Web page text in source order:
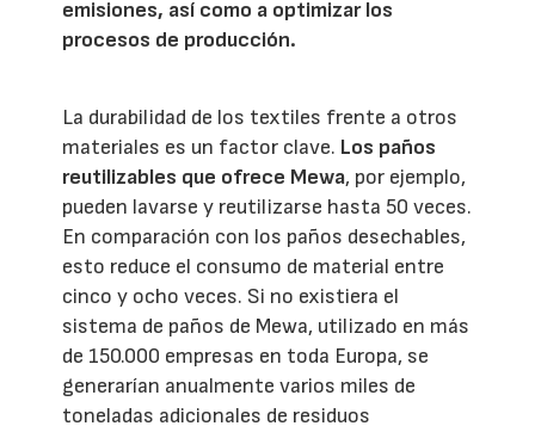
emisiones, así como a optimizar los
procesos de producción.
La durabilidad de los textiles frente a otros
materiales es un factor clave. Los paños
reutilizables que ofrece Mewa, por ejemplo,
pueden lavarse y reutilizarse hasta 50 veces.
En comparación con los paños desechables,
esto reduce el consumo de material entre
cinco y ocho veces. Si no existiera el
sistema de paños de Mewa, utilizado en más
de 150.000 empresas en toda Europa, se
generarían anualmente varios miles de
toneladas adicionales de residuos